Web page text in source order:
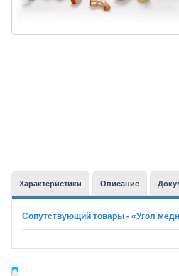
Характеристики Описание
Сопутствующий товары - «Угол